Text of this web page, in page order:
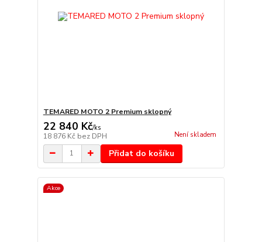
TEMARED MOTO 2 Premium sklopný
22 840 Kč/ks
18 876 Kč bez DPH Není skladem
Přidat do košíku
Akce